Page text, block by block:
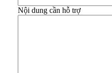
Nội dung cần hỗ trợ